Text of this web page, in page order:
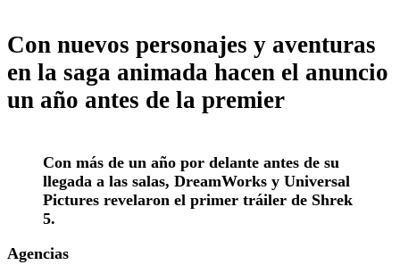
Con nuevos personajes y aventuras
en la saga animada hacen el anuncio
un año antes de la premier
Con más de un año por delante antes de su
llegada a las salas, DreamWorks y Universal
Pictures revelaron el primer tráiler de Shrek
5.
Agencias